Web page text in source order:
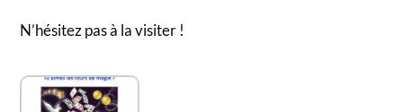
N’hésitez pas à la visiter !